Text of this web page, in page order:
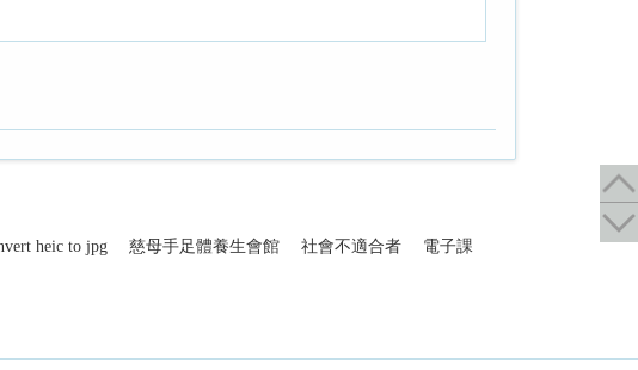
heic to jpg 慈母手足體養生會館 社會不適合者
電子課